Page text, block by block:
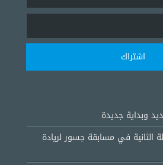
الثانية في مسابقة جسور لريادة